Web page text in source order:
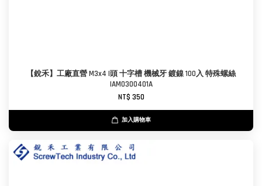
【銳禾】工廠直營 M3x4 I頭 十字槽 機械牙 鍍鎳 100入 特殊螺絲
IAM0300401A
NT$ 350
加入購物車